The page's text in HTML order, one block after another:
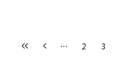
Pagination… 2 3